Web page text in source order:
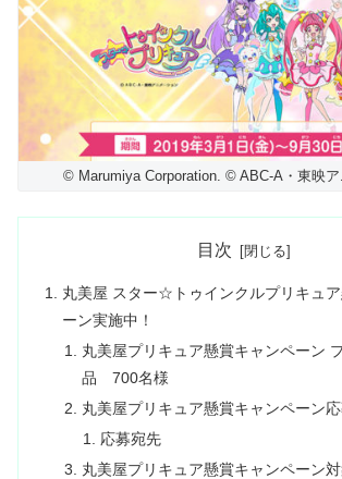
© Marumiya Corporation. © ABC-A・東映
目次
丸美屋 スター☆トゥインクルプリキュ
ーン実施中！
丸美屋プリキュア懸賞キャンペーン
品 700名様
丸美屋プリキュア懸賞キャンペーン
応募宛先
丸美屋プリキュア懸賞キャンペーン